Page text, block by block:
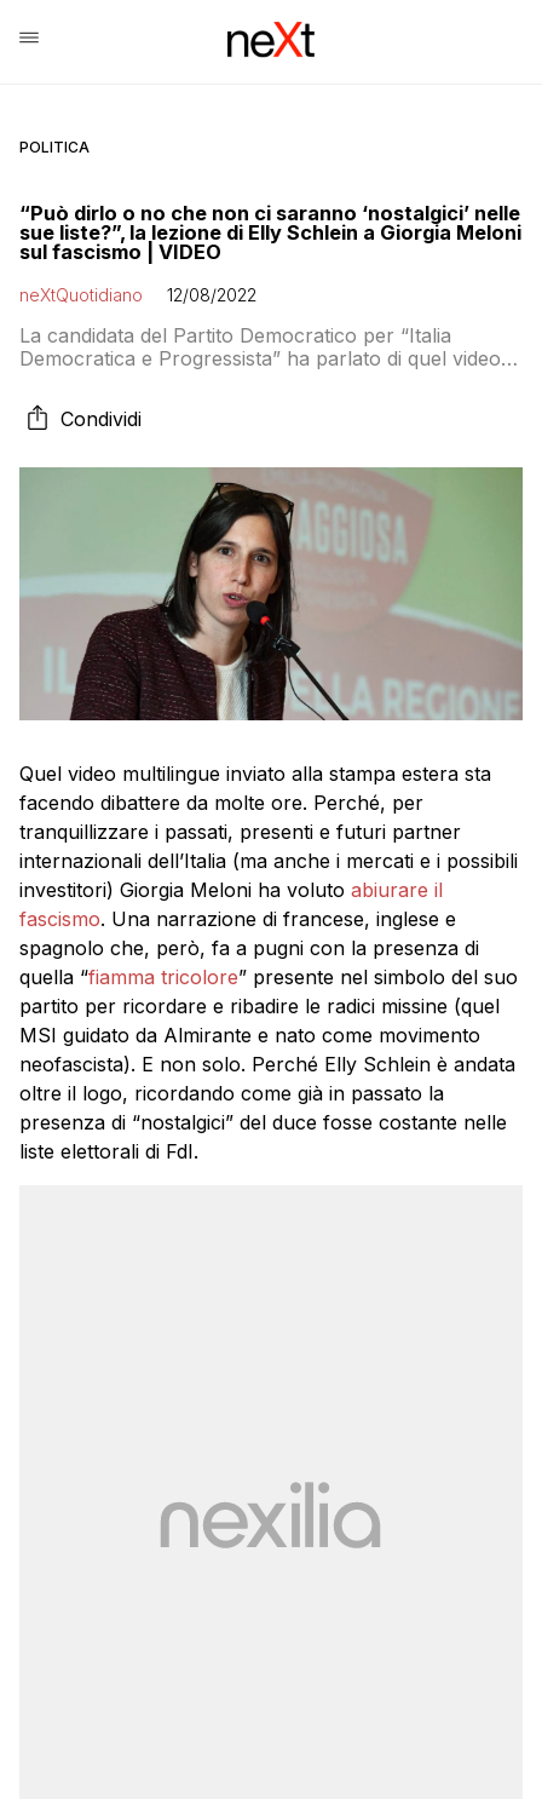
POLITICA
“Può dirlo o no che non ci saranno ‘nostalgici’ nelle
sue liste?”, la lezione di Elly Schlein a Giorgia Meloni
sul fascismo | VIDEO
neXtQuotidiano 12/08/2022
La candidata del Partito Democratico per “Italia
Democratica e Progressista” ha parlato di quel video
Condividi
Quel video multilingue inviato alla stampa estera sta
facendo dibattere da molte ore. Perché, per
tranquillizzare i passati, presenti e futuri partner
internazionali dell’Italia (ma anche i mercati e i possibili
investitori) Giorgia Meloni ha voluto abiurare il
fascismo. Una narrazione di francese, inglese e
spagnolo che, però, fa a pugni con la presenza di
quella “fiamma tricolore” presente nel simbolo del suo
partito per ricordare e ribadire le radici missine (quel
MSI guidato da Almirante e nato come movimento
neofascista). E non solo. Perché Elly Schlein è andata
oltre il logo, ricordando come già in passato la
presenza di “nostalgici” del duce fosse costante nelle
liste elettorali di FdI.